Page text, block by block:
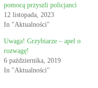
pomocą przyszli policjanci
12 listopada, 2023
In "Aktualności"
Uwaga! Grzybiarze – apel o
rozwagę!
6 października, 2019
In "Aktualności"